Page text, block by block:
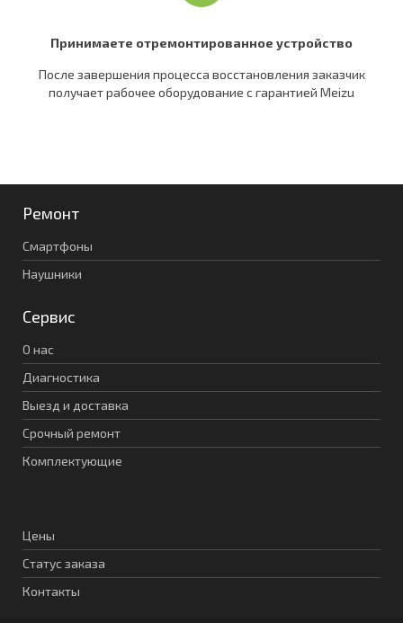
Принимаете отремонтированное устройство
После завершения процесса восстановления заказчик
получает рабочее оборудование c гарантией Meizu
Ремонт
Смартфоны
Наушники
Сервис
О нас
Диагностика
Выезд и доставка
Срочный ремонт
Комплектующие
Цены
Статус заказа
Контакты